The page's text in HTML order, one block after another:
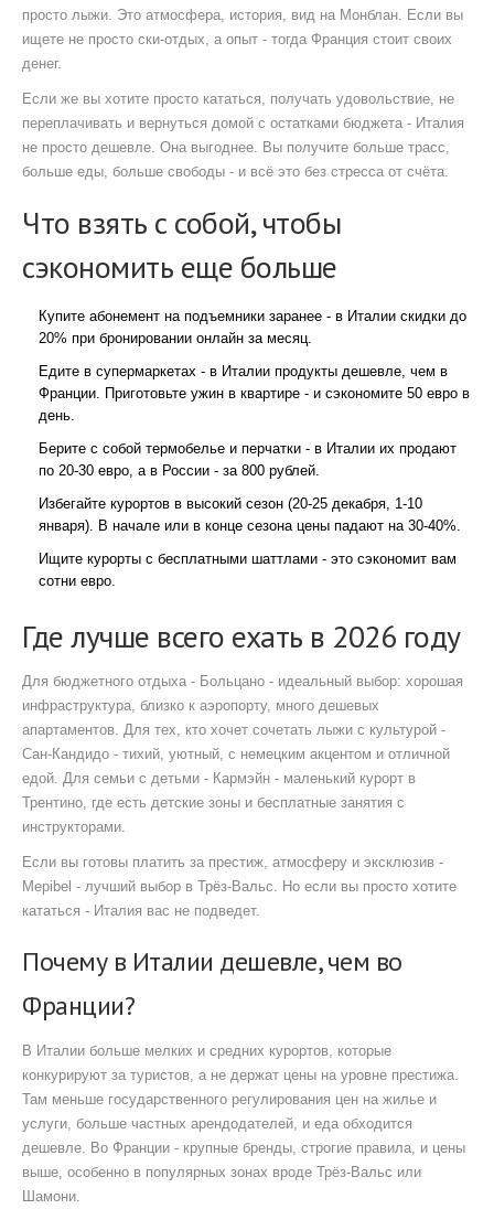
просто лыжи. Это атмосфера, история, вид на Монблан. Если вы
ищете не просто ски-отдых, а опыт - тогда Франция стоит своих
денег.
Если же вы хотите просто кататься, получать удовольствие, не
переплачивать и вернуться домой с остатками бюджета - Италия
не просто дешевле. Она выгоднее. Вы получите больше трасс,
больше еды, больше свободы - и всё это без стресса от счёта.
Что взять с собой, чтобы
сэкономить еще больше
Купите абонемент на подъемники заранее - в Италии скидки до
20% при бронировании онлайн за месяц.
Едите в супермаркетах - в Италии продукты дешевле, чем в
Франции. Приготовьте ужин в квартире - и сэкономите 50 евро в
день.
Берите с собой термобелье и перчатки - в Италии их продают
по 20-30 евро, а в России - за 800 рублей.
Избегайте курортов в высокий сезон (20-25 декабря, 1-10
января). В начале или в конце сезона цены падают на 30-40%.
Ищите курорты с бесплатными шаттлами - это сэкономит вам
сотни евро.
Где лучше всего ехать в 2026 году
Для бюджетного отдыха - Больцано - идеальный выбор: хорошая
инфраструктура, близко к аэропорту, много дешевых
апартаментов . Для тех, кто хочет сочетать лыжи с культурой -
Сан-Кандидо - тихий, уютный, с немецким акцентом и отличной
едой . Для семьи с детьми - Кармэйн - маленький курорт в
Трентино, где есть детские зоны и бесплатные занятия с
инструкторами
Если вы готовы платить за престиж, атмосферу и эксклюзив -
Мерibel - лучший выбор в Трёз-Вальс . Но если вы просто хотите
кататься - Италия вас не подведет.
Почему в Италии дешевле, чем во
Франции?
В Италии больше мелких и средних курортов, которые
конкурируют за туристов, а не держат цены на уровне престижа.
Там меньше государственного регулирования цен на жилье и
услуги, больше частных арендодателей, и еда обходится
дешевле. Во Франции - крупные бренды, строгие правила, и цены
выше, особенно в популярных зонах вроде Трёз-Вальс или
Шамони.